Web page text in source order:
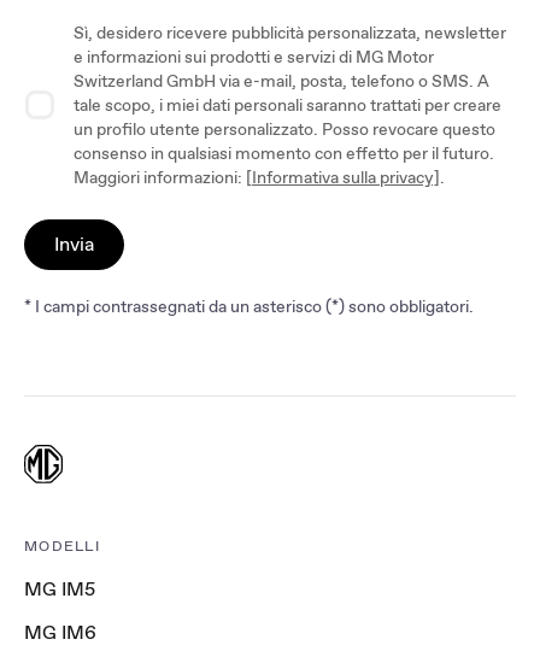
Sì, desidero ricevere pubblicità personalizzata, newsletter
e informazioni sui prodotti e servizi di MG Motor
Switzerland GmbH via e-mail, posta, telefono o SMS. A
tale scopo, i miei dati personali saranno trattati per creare
un profilo utente personalizzato. Posso revocare questo
consenso in qualsiasi momento con effetto per il futuro.
Maggiori informazioni: [Informativa sulla privacy].
Invia
* I campi contrassegnati da un asterisco (*) sono obbligatori.
MODELLI
MG IM5
MG IM6